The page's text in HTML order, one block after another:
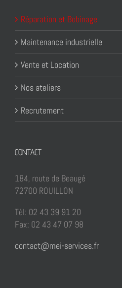
Réparation et Bobinage
Maintenance industrielle
Vente et Location
Nos ateliers
Recrutement
CONTACT
184, route de Beaugé
72700 ROUILLON
Tèl: 02 43 39 91 20
Fax: 02 43 47 07 98
contact@mei-services.fr